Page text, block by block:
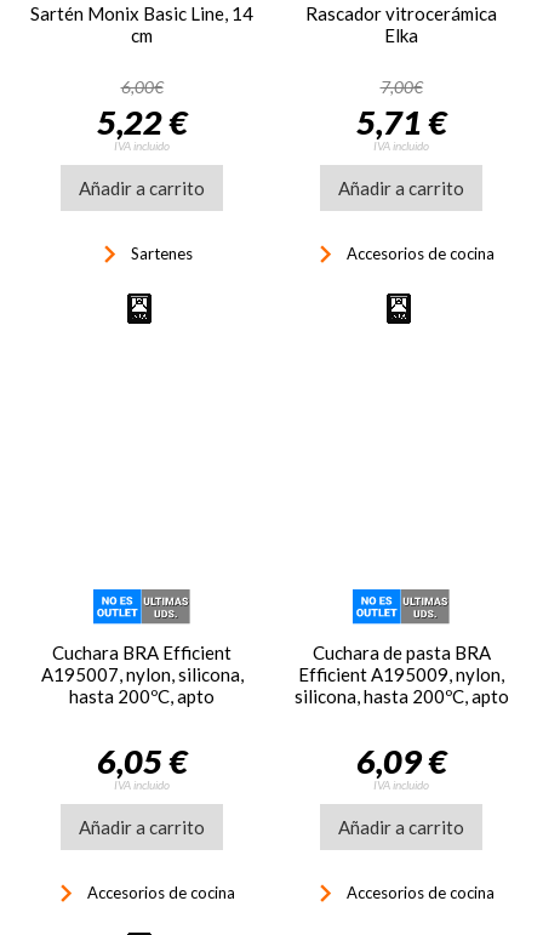
Sartén Monix Basic Line, 14
cm
6,00€
5,22 €
IVA incluido
Añadir a carrito
keyboard_arrow_right Sartenes
Rascador vitrocerámica
Elka
7,00€
5,71 €
IVA incluido
Añadir a carrito
keyboard_arrow_right Accesorios de cocina
Cuchara BRA Efficient
A195007, nylon, silicona,
hasta 200ºC, apto
6,05 €
IVA incluido
Añadir a carrito
keyboard_arrow_right Accesorios de cocina
Cuchara de pasta BRA
Efficient A195009, nylon,
silicona, hasta 200ºC, apto
6,09 €
IVA incluido
Añadir a carrito
keyboard_arrow_right Accesorios de cocina